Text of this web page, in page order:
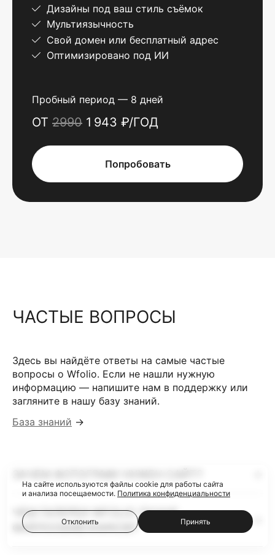
Дизайны под ваш стиль съёмок
Мультиязычность
Свой домен или бесплатный адрес
Оптимизировано под ИИ
Пробный период — 8 дней
ОТ 2990 1 943 ₽/ГОД
Попробовать
ЧАСТЫЕ ВОПРОСЫ
Здесь вы найдёте ответы на самые частые
вопросы о Wfolio. Если не нашли нужную
информацию — напишите нам в поддержку или
загляните в нашу базу знаний.
База знаний →
ЧЕМ ГАЛЕРЕИ WFOLIO ЛУЧШЕ
ФАЙЛООБМЕННИКОВ?
На сайте используются файлы cookie для работы сайта
и анализа посещаемости. Политика конфиденциальности
Отклонить Принять